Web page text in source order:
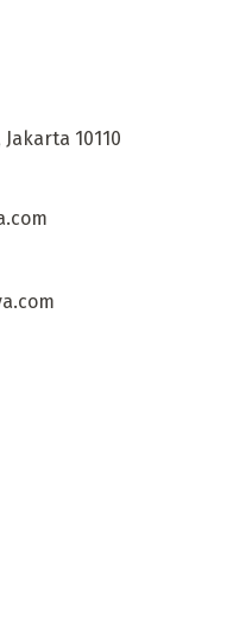
10110